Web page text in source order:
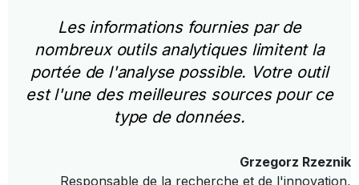
Les informations fournies par de
nombreux outils analytiques limitent la
portée de l'analyse possible. Votre outil
est l'une des meilleures sources pour ce
type de données.
Grzegorz Rzeznik
Responsable de la recherche et de l'innovation,